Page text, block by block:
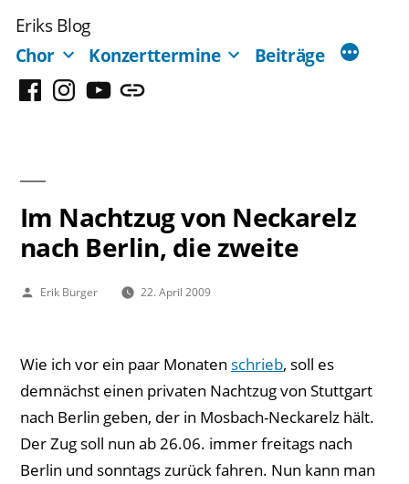
Inhalt
springen
Eriks Blog
Chor
Konzerttermine Beiträge
FacebookInstagram
YouTubeMastodon
Im Nachtzug von Neckarelz
nach Berlin, die zweite
Veröffentlicht
Erik Burger 22. April 2009
Wie ich vor ein paar Monaten schrieb, soll es
demnächst einen privaten Nachtzug von Stuttgart
nach Berlin geben, der in Mosbach-Neckarelz hält.
Der Zug soll nun ab 26.06. immer freitags nach
Berlin und sonntags zurück fahren. Nun kann man